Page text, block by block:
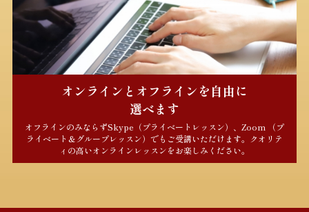
オンラインとオフラインを自由に
選べます
オフラインのみならずSkype（プライベートレッスン）、Zoom （プ
ライベート＆グループレッスン）でもご受講いただけます。クオリテ
ィの高いオンラインレッスンをお楽しみください。